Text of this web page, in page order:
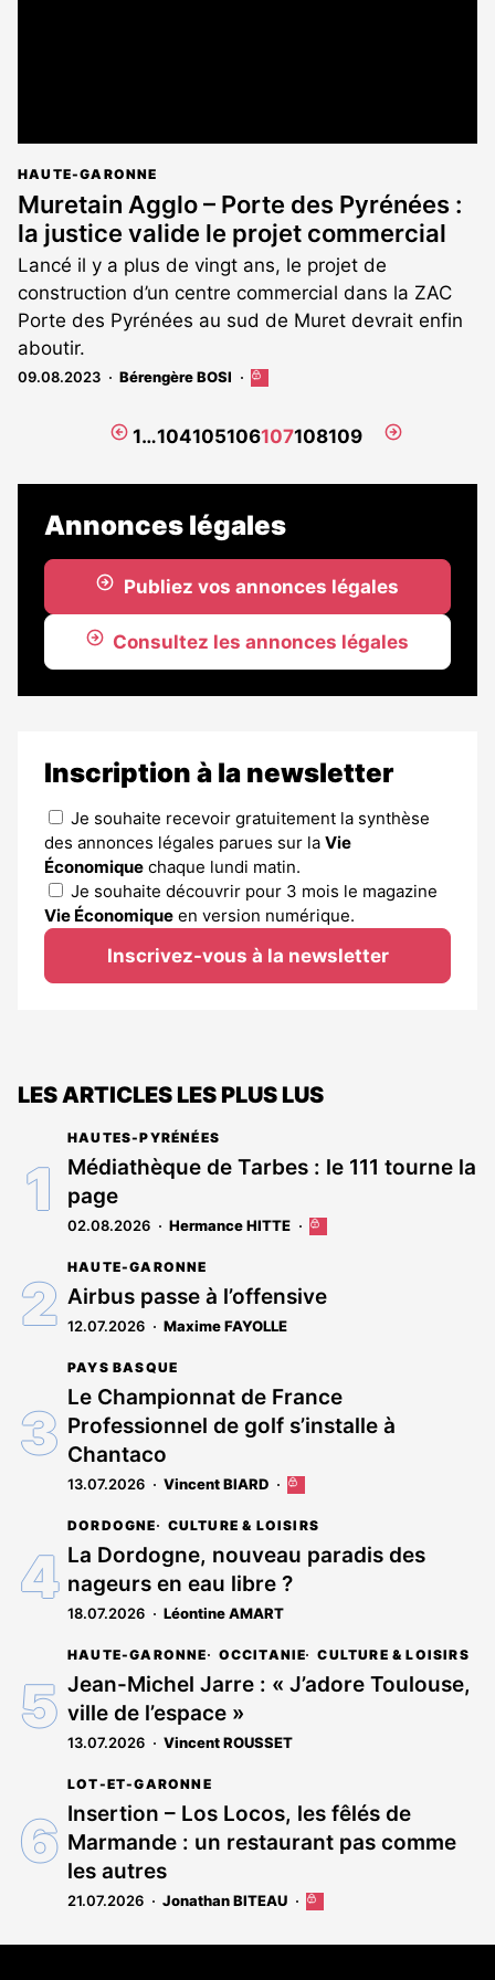
HAUTE-GARONNE
Muretain Agglo – Porte des Pyrénées :
la justice valide le projet commercial
Lancé il y a plus de vingt ans, le projet de
construction d’un centre commercial dans la ZAC
Porte des Pyrénées au sud de Muret devrait enfin
aboutir.
09.08.2023 Bérengère BOSI
Cet
réservé
abonnés
Page
1…104105106107108109
Page
Annonces légales
Publiez vos annonces légales
Consultez les annonces légales
Inscription à la newsletter
Je souhaite recevoir gratuitement la synthèse
des annonces légales parues sur la Vie
Économique chaque lundi matin.
Je souhaite découvrir pour 3 mois le magazine
Vie Économique en version numérique.
Inscrivez-vous à la newsletter
LES ARTICLES LES PLUS LUS
HAUTES-PYRÉNÉES
Médiathèque de Tarbes : le 111 tourne la
page
02.08.2026 Hermance HITTE
Cet
réservé
aux
HAUTE-GARONNE
Airbus passe à l’offensive
12.07.2026 Maxime FAYOLLE
PAYS BASQUE
Le Championnat de France
Professionnel de golf s’installe à
Chantaco
13.07.2026 Vincent BIARD
Cet
est
réservé
aux
abonnés
DORDOGNE CULTURE & LOISIRS
La Dordogne, nouveau paradis des
nageurs en eau libre ?
18.07.2026 Léontine AMART
HAUTE-GARONNE OCCITANIE CULTURE & LOISIRS
Jean-Michel Jarre : « J’adore Toulouse,
ville de l’espace »
13.07.2026 Vincent ROUSSET
LOT-ET-GARONNE
Insertion – Los Locos, les fêlés de
Marmande : un restaurant pas comme
les autres
21.07.2026 Jonathan BITEAU
Cet
est